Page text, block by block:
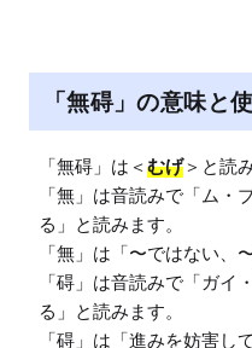
「無碍」の意味と
「無碍」は＜むげ＞と読
「無」は音読みで「ム・
る」と読みます。
「無」は「〜ではない、
「碍」は音読みで「ガイ
る」と読みます。
「碍」は「進みを妨害し